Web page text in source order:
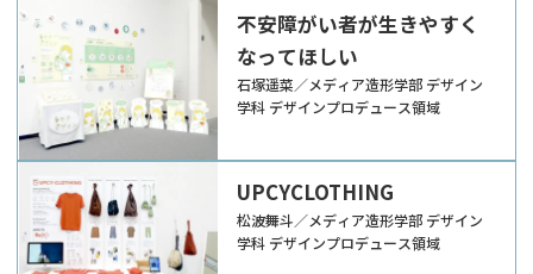
不安障がい者が生きやすく
なってほしい
石塚遥菜／メディア造形学部 デザイン
学科 デザインプロデュース領域
UPCYCLOTHING
松波舞斗／メディア造形学部 デザイン
学科 デザインプロデュース領域